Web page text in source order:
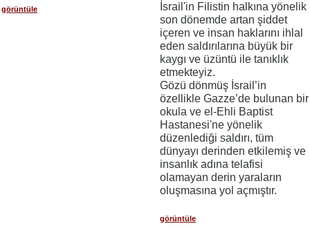
görüntüle
İsrail'in Filistin halkına yönelik
son dönemde artan şiddet
içeren ve insan haklarını ihlal
eden saldırılarına büyük bir
kaygı ve üzüntü ile tanıklık
etmekteyiz.
Gözü dönmüş İsrail’in
özellikle Gazze’de bulunan bir
okula ve el-Ehli Baptist
Hastanesi'ne yönelik
düzenlediği saldırı, tüm
dünyayı derinden etkilemiş ve
insanlık adına telafisi
olamayan derin yaraların
oluşmasına yol açmıştır.
görüntüle